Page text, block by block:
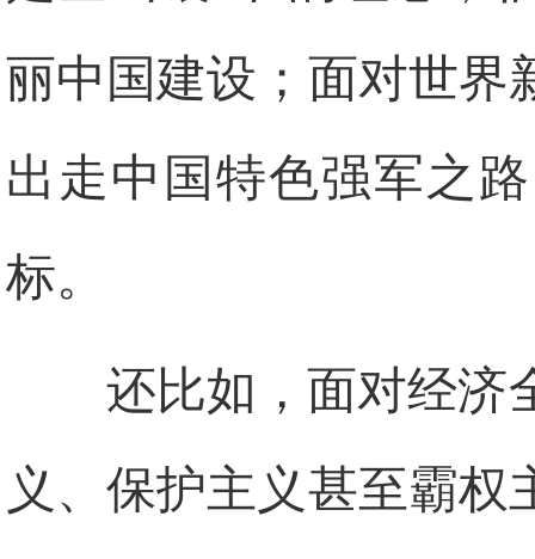
丽中国建设；面对世界
出走中国特色强军之
标。
还比如，面对经济
义、保护主义甚至霸